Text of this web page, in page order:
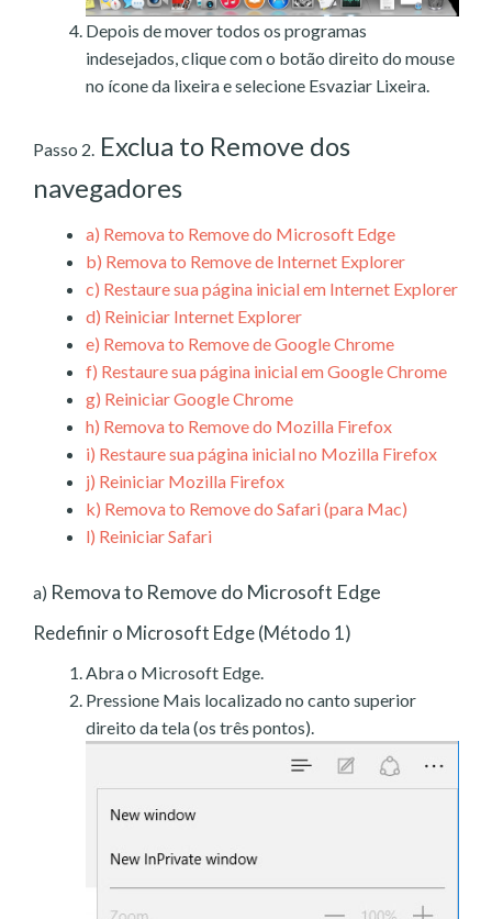
Depois de mover todos os programas
indesejados, clique com o botão direito do mouse
no ícone da lixeira e selecione Esvaziar Lixeira.
Passo 2. Exclua to Remove dos
navegadores
a) Remova to Remove do Microsoft Edge
b) Remova to Remove de Internet Explorer
c) Restaure sua página inicial em Internet Explorer
d) Reiniciar Internet Explorer
e) Remova to Remove de Google Chrome
f) Restaure sua página inicial em Google Chrome
g) Reiniciar Google Chrome
h) Remova to Remove do Mozilla Firefox
i) Restaure sua página inicial no Mozilla Firefox
j) Reiniciar Mozilla Firefox
k) Remova to Remove do Safari (para Mac)
l) Reiniciar Safari
a) Remova to Remove do Microsoft Edge
Redefinir o Microsoft Edge (Método 1)
Abra o Microsoft Edge.
Pressione Mais localizado no canto superior
direito da tela (os três pontos).